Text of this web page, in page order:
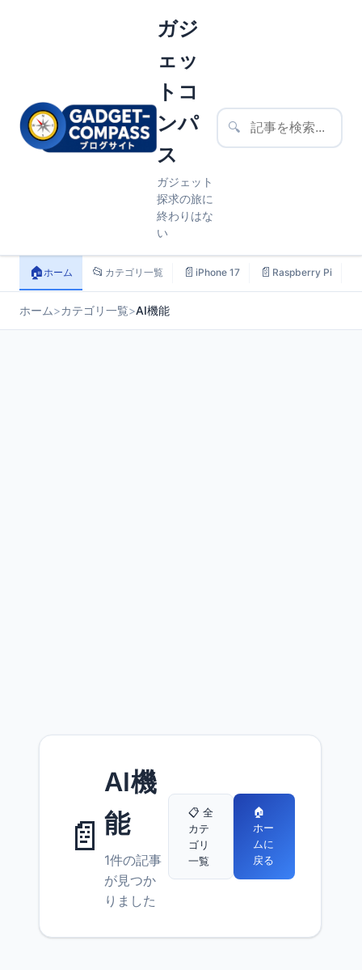
ガジ
ェッ
トコ
ンパ
ス
ガジェット
探求の旅に
終わりはな
い
🔍
🏠ホーム 📂 カテゴリ一覧 📄 iPhone 17 📄 Raspberry Pi
ホーム>カテゴリ一覧>AI機能
📄
AI機
能
1件の記事
が見つか
りました
📋 全
カテ
ゴリ
一覧
🏠
ホー
ムに
戻る